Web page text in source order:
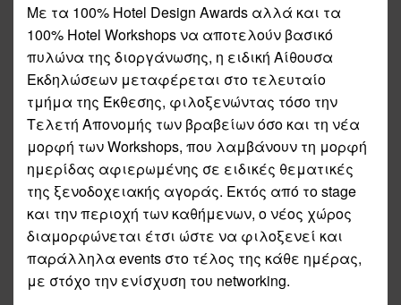
Με τα 100% Hotel Design Awards αλλά και τα
100% Hotel Workshops να αποτελούν βασικό
πυλώνα της διοργάνωσης, η ειδική Αίθουσα
Εκδηλώσεων μεταφέρεται στο τελευταίο
τμήμα της Έκθεσης, φιλοξενώντας τόσο την
Τελετή Απονομής των βραβείων όσο και τη νέα
μορφή των Workshops, που λαμβάνουν τη μορφή
ημερίδας αφιερωμένης σε ειδικές θεματικές
της ξενοδοχειακής αγοράς. Εκτός από το stage
και την περιοχή των καθήμενων, ο νέος χώρος
διαμορφώνεται έτσι ώστε να φιλοξενεί και
παράλληλα events στο τέλος της κάθε ημέρας,
με στόχο την ενίσχυση του networking.